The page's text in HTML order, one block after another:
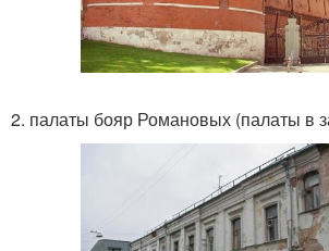
2. палаты бояр Романовых (палаты в